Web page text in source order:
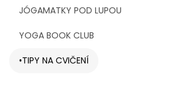
JÓGAMATKY POD LUPOU
YOGA BOOK CLUB
TIPY NA CVIČENÍ